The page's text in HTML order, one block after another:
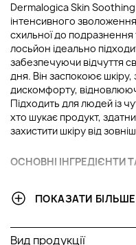
Dermalogica Skin
інтенсивного
схильної до
лосьйон ідеально
забезпечуючи відчуття
дня. Він заспокоює шкіру,
дискомфорту,
Підходить для людей із
хто шукає продукт,
захистити шкіру від
ОСНОВНІ ІНГРЕДІЄНТИ
Гіалуронова кислота
притягує та
підвищує
ПОКАЗАТИ БІЛЬШЕ
Вид продукції